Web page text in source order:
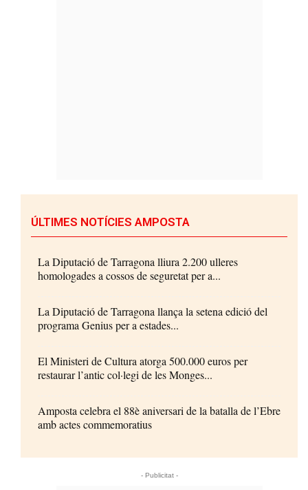
ÚLTIMES NOTÍCIES AMPOSTA
La Diputació de Tarragona lliura 2.200 ulleres
homologades a cossos de seguretat per a...
La Diputació de Tarragona llança la setena edició del
programa Genius per a estades...
El Ministeri de Cultura atorga 500.000 euros per
restaurar l’antic col·legi de les Monges...
Amposta celebra el 88è aniversari de la batalla de l’Ebre
amb actes commemoratius
- Publicitat -